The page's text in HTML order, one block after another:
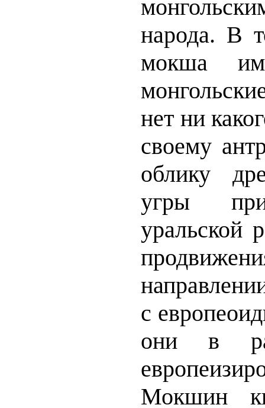
народа. В
мокша
нет ни
своему
облику
угры
уральской
с
они в
Мокшин